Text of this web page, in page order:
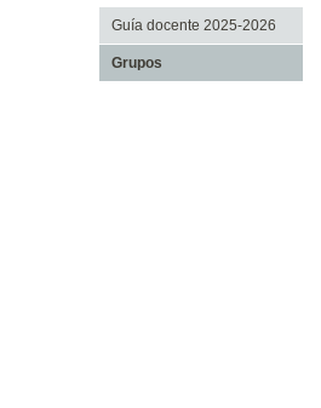
Guía docente 2025-2026
Grupos